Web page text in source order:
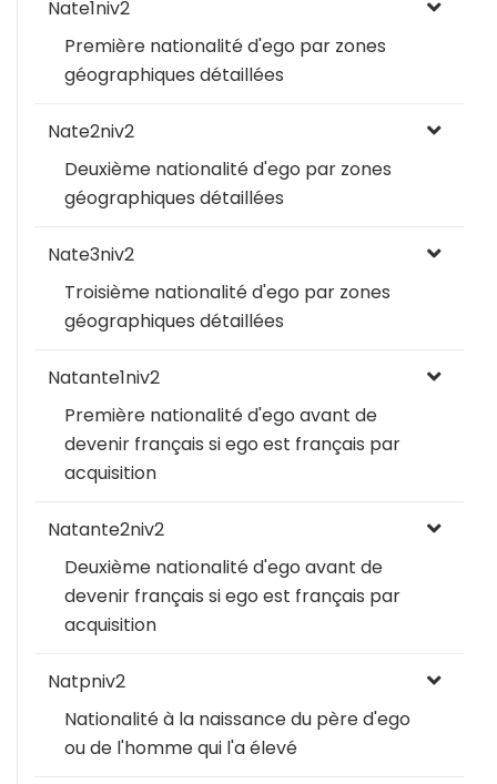
Nate1niv2
Première nationalité d'ego par zones
géographiques détaillées
Nate2niv2
Deuxième nationalité d'ego par zones
géographiques détaillées
Nate3niv2
Troisième nationalité d'ego par zones
géographiques détaillées
Natante1niv2
Première nationalité d'ego avant de
devenir français si ego est français par
acquisition
Natante2niv2
Deuxième nationalité d'ego avant de
devenir français si ego est français par
acquisition
Natpniv2
Nationalité à la naissance du père d'ego
ou de l'homme qui l'a élevé